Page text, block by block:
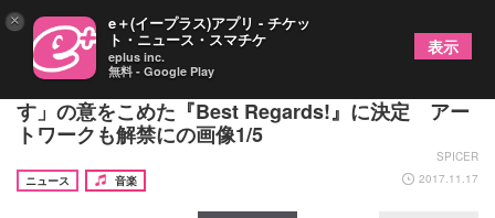
渡辺麻友1stソロアルバムは「よろしくお願いしま
す」の意をこめた『Best Regards!』に決定 アー
トワークも解禁にの画像1/5
SPICER
ニュース
音楽 2017.11.17
× e＋(イープラス)アプリ - チケッ
ト・ニュース・スマチケ
eplus inc.
無料 - Google Play
表示